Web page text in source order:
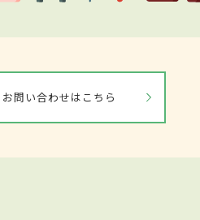
問い合わせはこちら